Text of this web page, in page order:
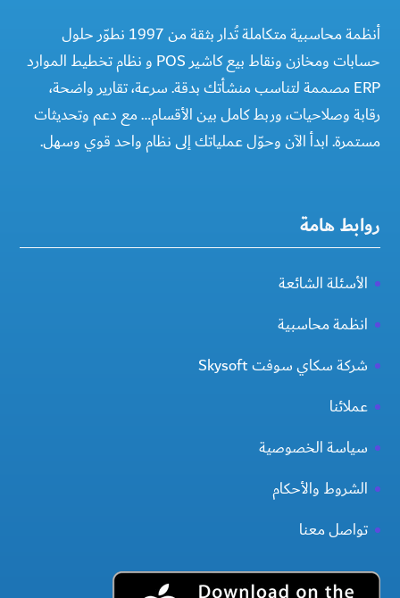
أنظمة محاسبية متكاملة تُدار بثقة من 1997 نطوّر حلول
حسابات ومخازن ونقاط بيع كاشير POS و نظام تخطيط الموارد
ERP مصممة لتناسب منشأتك بدقة. سرعة، تقارير واضحة،
رقابة وصلاحيات، وربط كامل بين الأقسام… مع دعم وتحديثات
مستمرة. ابدأ الآن وحوّل عملياتك إلى نظام واحد قوي وسهل.
روابط هامة
الأسئلة الشائعة
انظمة محاسبية
شركة سكاي سوفت Skysoft
عملائنا
سياسة الخصوصية
الشروط والأحكام
تواصل معنا